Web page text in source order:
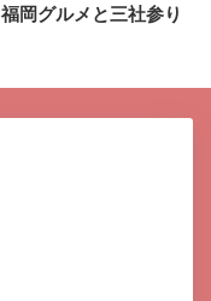
福岡グルメと三社参り